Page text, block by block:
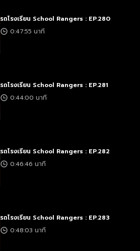
รถโรงเรียน School Rangers : EP.280
0:47:55 นาที
รถโรงเรียน School Rangers : EP.281
0:44:00 นาที
รถโรงเรียน School Rangers : EP.282
0:46:46 นาที
รถโรงเรียน School Rangers : EP.283
0:48:03 นาที